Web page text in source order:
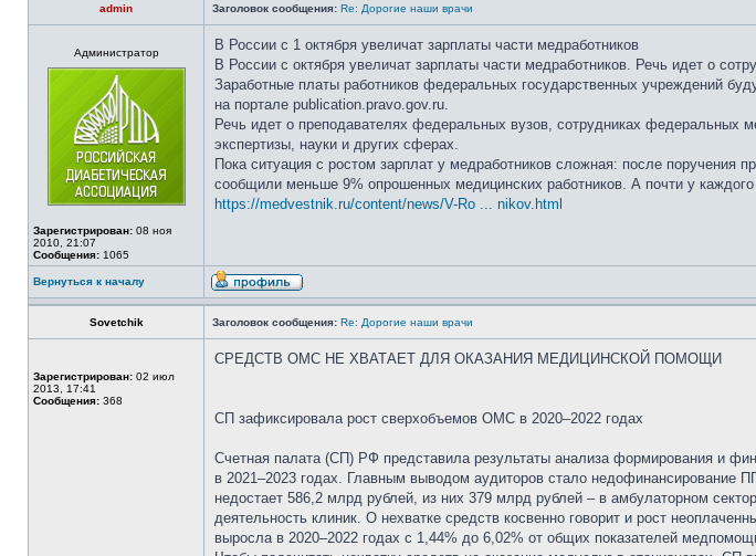
admin Заголовок сообщения: Re: Дорогие наши врачи
Администратор
Зарегистрирован: 08 ноя
2010, 21:07
Сообщения: 1065
В России с 1 октября увеличат зарплаты части медработников
В России с октября увеличат зарплаты части медработников. Речь идет о
Заработные платы работников федеральных государственных учреждений
на портале publication.pravo.gov.ru.
Речь идет о преподавателях федеральных вузов, сотрудниках федеральных
экспертизы, науки и других сферах.
Пока ситуация с ростом зарплат у медработников сложная: после поручения
сообщили меньше 9% опрошенных медицинских работников. А почти у
https://medvestnik.ru/content/news/V-Ro ... nikov.html
Вернуться к началу
Sovetchik Заголовок сообщения: Re: Дорогие наши врачи
Зарегистрирован: 02 июл
2013, 17:41
Сообщения: 368
СРЕДСТВ ОМС НЕ ХВАТАЕТ ДЛЯ ОКАЗАНИЯ МЕДИЦИНСКОЙ ПОМОЩИ
СП зафиксировала рост сверхобъемов ОМС в 2020–2022 годах
Счетная палата (СП) РФ представила результаты анализа формирования и
в 2021–2023 годах. Главным выводом аудиторов стало недофинансирование
недостает 586,2 млрд рублей, из них 379 млрд рублей – в амбулаторном
деятельность клиник. О нехватке средств косвенно говорит и рост
выросла в 2020–2022 годах с 1,44% до 6,02% от общих показателей